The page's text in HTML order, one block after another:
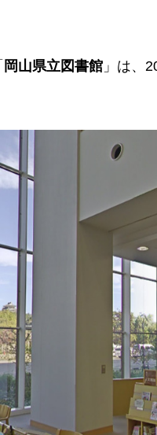
岡山県立図書館 」は、